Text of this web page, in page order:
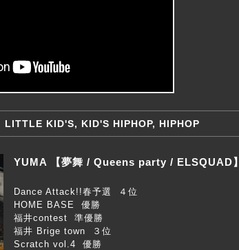
LITTLE KID'S, KID'S HIPHOP, HIPHOP
YUMA 【夢舞 / Queens party / ELSQUAD】
Dance Attack!!春予選 ４位
HOME BASE 優勝
福井contest 準優勝
福井 Brige town ３位
Scratch vol.4 優勝